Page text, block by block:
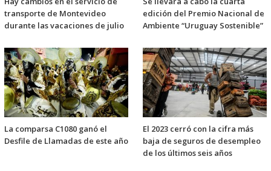
transporte de Montevideo
durante las vacaciones de julio
edición del Premio Nacional de
Ambiente “Uruguay Sostenible”
La comparsa C1080 ganó el
Desfile de Llamadas de este año
El 2023 cerró con la cifra más
baja de seguros de desempleo
de los últimos seis años